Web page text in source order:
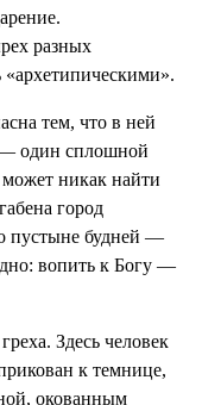
разных
«архетипическими».
тем, что в ней
— один сплошной
никак найти
город
пустыне будней —
вопить к Богу —
Здесь человек
к темнице,
окованным